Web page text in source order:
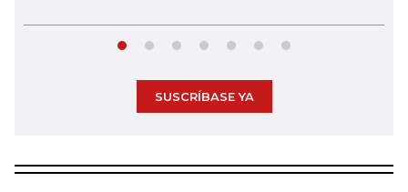
SUSCRÍBASE YA